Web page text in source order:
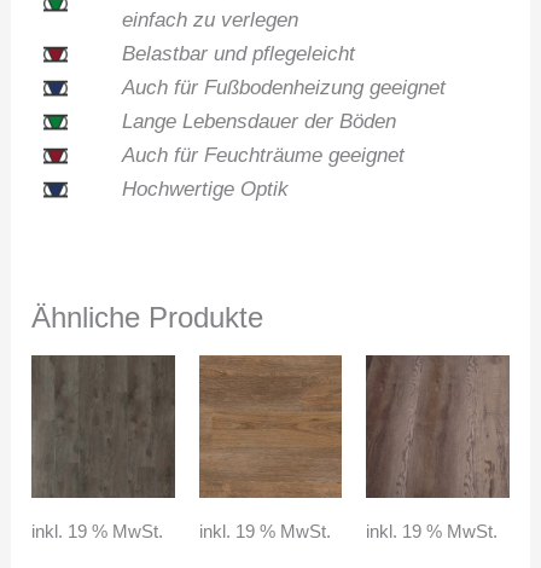
einfach zu verlegen
Belastbar und pflegeleicht
Auch für Fußbodenheizung geeignet
Lange Lebensdauer der Böden
Auch für Feuchträume geeignet
Hochwertige Optik
Ähnliche Produkte
inkl. 19 % MwSt. inkl. 19 % MwSt. inkl. 19 % MwSt.